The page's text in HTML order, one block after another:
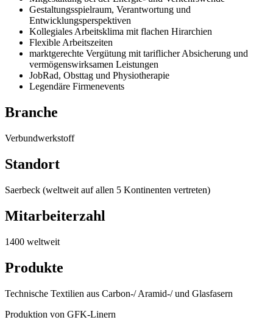
Gestaltungsspielraum, Verantwortung und
Entwicklungsperspektiven
Kollegiales Arbeitsklima mit flachen Hirarchien
Flexible Arbeitszeiten
marktgerechte Vergütung mit tariflicher Absicherung und
vermögenswirksamen Leistungen
JobRad, Obsttag und Physiotherapie
Legendäre Firmenevents
Branche
Verbundwerkstoff
Standort
Saerbeck (weltweit auf allen 5 Kontinenten vertreten)
Mitarbeiterzahl
1400 weltweit
Produkte
Technische Textilien aus Carbon-/ Aramid-/ und Glasfasern
Produktion von GFK-Linern